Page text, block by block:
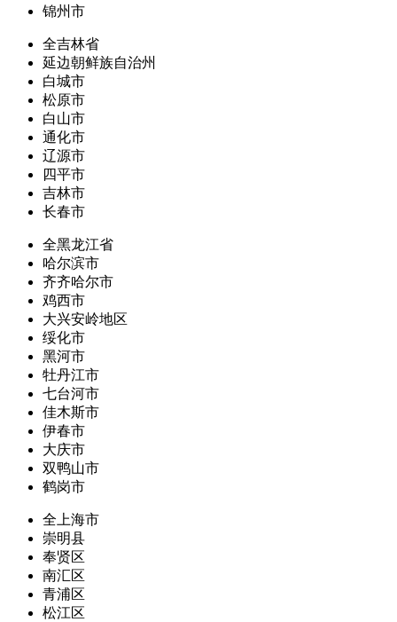
锦州市
全吉林省
延边朝鲜族自治州
白城市
松原市
白山市
通化市
辽源市
四平市
吉林市
长春市
全黑龙江省
哈尔滨市
齐齐哈尔市
鸡西市
大兴安岭地区
绥化市
黑河市
牡丹江市
七台河市
佳木斯市
伊春市
大庆市
双鸭山市
鹤岗市
全上海市
崇明县
奉贤区
南汇区
青浦区
松江区